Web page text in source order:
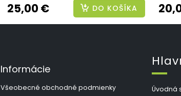
25,00 € DO KOŠÍKA
Informácie
Všeobecné obchodné podmienky
Úvodná